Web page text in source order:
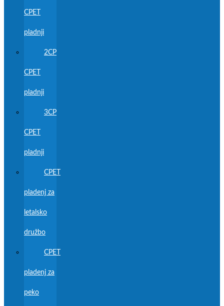
CPET
pladnji
2CP
CPET
pladnji
3CP
CPET
pladnji
CPET
pladenj za
letalsko
družbo
CPET
pladenj za
peko